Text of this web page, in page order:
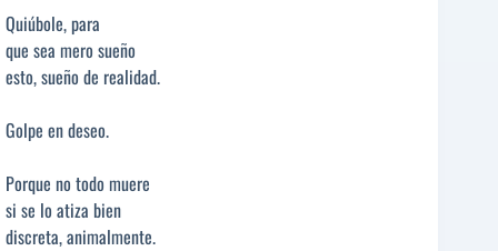
Quiúbole, para
que sea mero sueño
esto, sueño de realidad.
Golpe en deseo.
Porque no todo muere
si se lo atiza bien
discreta, animalmente.